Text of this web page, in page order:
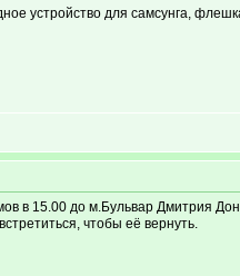
устройство для самсунга,
в 15.00 до м.Бульвар Дмитрия
чтобы её вернуть.